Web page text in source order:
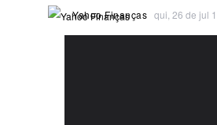
Yahoo Finanças qui, 26 de jul